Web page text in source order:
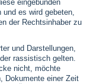
eingebunden
und es wird gebeten,
der Rechtsinhaber zu
und Darstellungen,
rassistisch gelten.
nicht, möchte
Dokumente einer Zeit